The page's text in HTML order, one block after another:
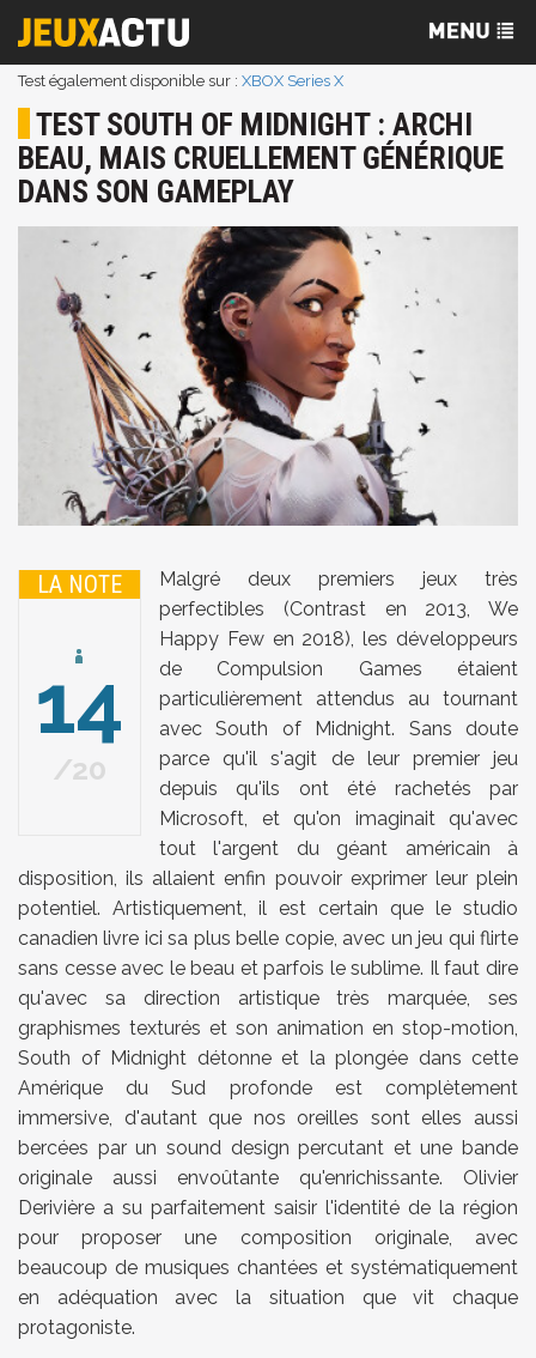
Test également disponible sur : XBOX Series X
TEST SOUTH OF MIDNIGHT : ARCHI
BEAU, MAIS CRUELLEMENT GÉNÉRIQUE
DANS SON GAMEPLAY
LA NOTE
14
20
Malgré deux premiers jeux très
perfectibles (Contrast en 2013, We
Happy Few en 2018), les développeurs
de Compulsion Games étaient
particulièrement attendus au tournant
avec South of Midnight. Sans doute
parce qu'il s'agit de leur premier jeu
depuis qu'ils ont été rachetés par
Microsoft, et qu'on imaginait qu'avec
tout l'argent du géant américain à
disposition, ils allaient enfin pouvoir exprimer leur plein
potentiel. Artistiquement, il est certain que le studio
canadien livre ici sa plus belle copie, avec un jeu qui flirte
sans cesse avec le beau et parfois le sublime. Il faut dire
qu'avec sa direction artistique très marquée, ses
graphismes texturés et son animation en stop-motion,
South of Midnight détonne et la plongée dans cette
Amérique du Sud profonde est complètement
immersive, d'autant que nos oreilles sont elles aussi
bercées par un sound design percutant et une bande
originale aussi envoûtante qu'enrichissante. Olivier
Derivière a su parfaitement saisir l'identité de la région
pour proposer une composition originale, avec
beaucoup de musiques chantées et systématiquement
en adéquation avec la situation que vit chaque
protagoniste.